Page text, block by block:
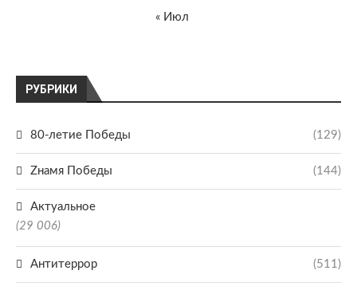
РУБРИКИ
80-летие Победы (129)
Zнамя Победы (144)
Актуальное
(29 006)
Антитеррор (511)
« Июл